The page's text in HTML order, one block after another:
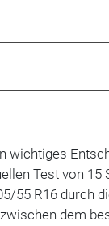
wichtiges
Test von
55 R16 durch
dem